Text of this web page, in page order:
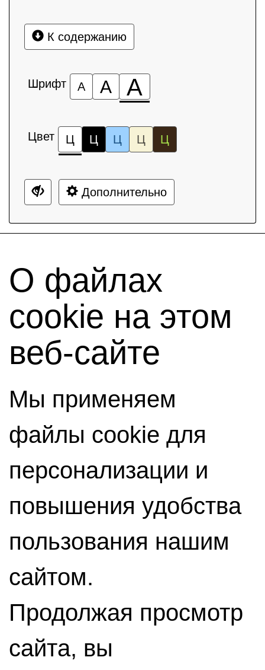
К содержанию
Шрифт А А А
Цвет Ц Ц Ц Ц Ц
Дополнительно
О файлах
cookie на этом
веб-сайте
Мы применяем
файлы cookie для
персонализации и
повышения удобства
пользования нашим
сайтом.
Продолжая просмотр
сайта, вы